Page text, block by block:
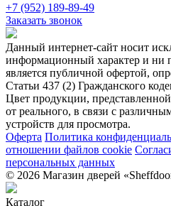
+7 (952) 189-89-49
Заказать звонок
Данный интернет-сайт носит
информационный характер и ни
является публичной офертой,
Статьи 437 (2) Гражданского
Цвет продукции,
от реального, в связи с
устройств для просмотра.
Оферта Политика
отношении файлов cookie
персональных данных
© 2026 Магазин дверей
Каталог